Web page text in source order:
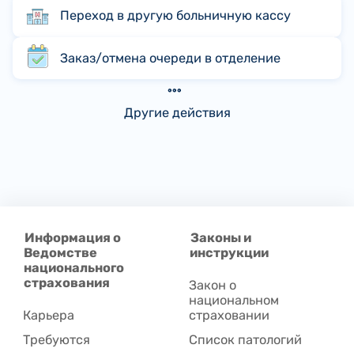
Переход в другую больничную кассу
Заказ/отмена очереди в отделение
Другие действия
Информация о
Ведомстве
национального
страхования
Карьера
Требуются
Законы и
инструкции
Закон о
национальном
страховании
Список патологий